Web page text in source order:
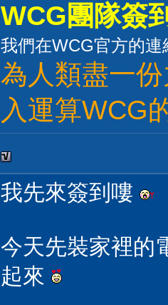
WCG團隊簽
我們在WCG官方的連
為人類盡一
入運算WCG
我先來簽到嘍
今天先裝家裡的
起來